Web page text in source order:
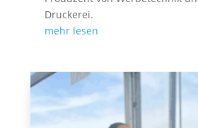
Druckerei.
mehr lesen